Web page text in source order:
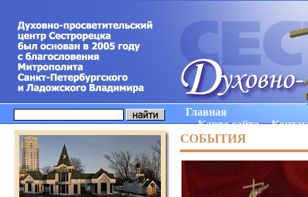
Главная
Карта сайта
СОБЫТИЯ